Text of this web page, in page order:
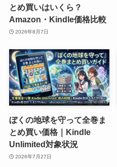
とめ買いはいくら？
Amazon・Kindle価格比較
2026年8月7日
ぼくの地球を守って全巻ま
とめ買い価格｜Kindle
Unlimited対象状況
2026年7月27日